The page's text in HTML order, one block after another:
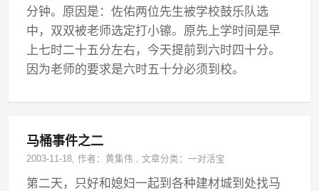
分钟。原因是：佐佑两位先生被学校鼓乐队选
中，双双被老师选定打小镲。原先上学时间是早
上七时二十五分左右，今天提前到六时四十分。
因为老师的要求是六时五十分必须到校。
马桶事件之二
2003-11-18, 作者：黄集伟 ,文章分类：一对活宝
第二天，只好和媳妇一起到各种建材城到处找马